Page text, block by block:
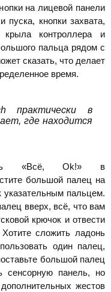
на лицевой панели
пуска, кнопки захвата,
крыла контроллера и
пальца рядом с
сказать, что делает
время.
практически в
где находится
«Всё, Ok!» в
большой палец на
указательным пальцем.
вверх, всё, что вам
крючок и отвести
сложить ладонь
один палец,
большой палец
сенсорную панель, но
жестов